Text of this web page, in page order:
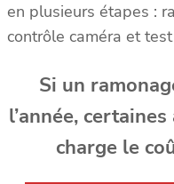
en plusieurs étapes :
contrôle caméra et test
Si un
l’année,
charge le